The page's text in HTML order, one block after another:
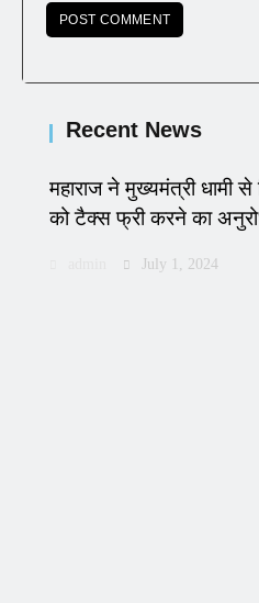
Recent News
महाराज ने मुख्यमंत्री धामी से
को टैक्स फ्री करने का
July 1, 2024